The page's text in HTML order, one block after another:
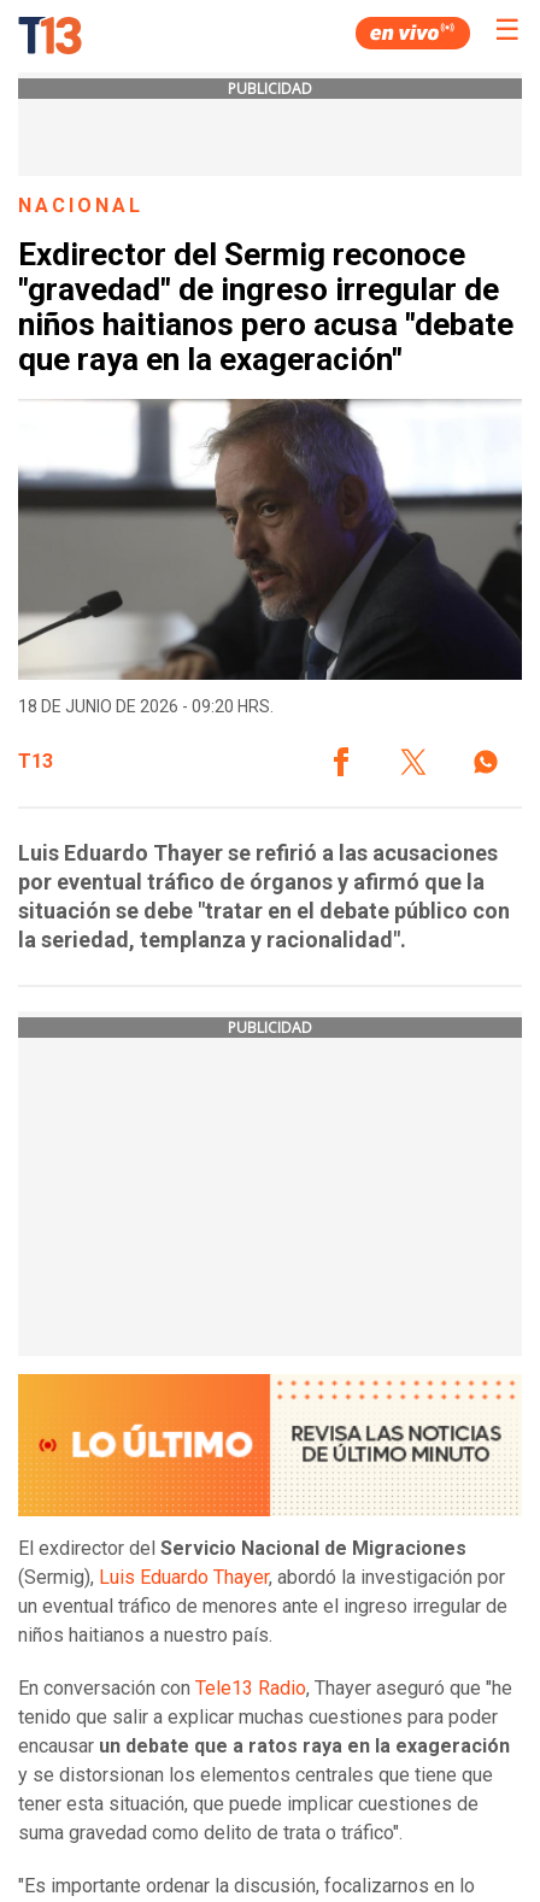
☰
PUBLICIDAD
NACIONAL
Exdirector del Sermig reconoce
"gravedad" de ingreso irregular de
niños haitianos pero acusa "debate
que raya en la exageración"
18 DE JUNIO DE 2026 - 09:20 HRS.
T13
Luis Eduardo Thayer se refirió a las acusaciones
por eventual tráfico de órganos y afirmó que la
situación se debe "tratar en el debate público con
la seriedad, templanza y racionalidad".
PUBLICIDAD
El exdirector del Servicio Nacional de Migraciones
(Sermig), Luis Eduardo Thayer, abordó la investigación por
un eventual tráfico de menores ante el ingreso irregular de
niños haitianos a nuestro país.
En conversación con Tele13 Radio, Thayer aseguró que "he
tenido que salir a explicar muchas cuestiones para poder
encausar un debate que a ratos raya en la exageración
y se distorsionan los elementos centrales que tiene que
tener esta situación, que puede implicar cuestiones de
suma gravedad como delito de trata o tráfico".
"Es importante ordenar la discusión, focalizarnos en lo